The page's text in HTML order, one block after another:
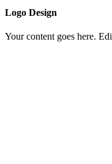
Logo Design
Your content goes here.